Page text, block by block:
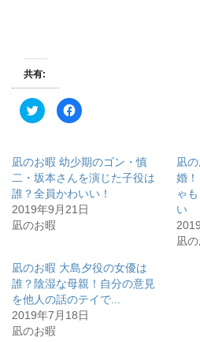
共有:
ク
リ
て
T
w
i
t
t
e
r
で
新
し
い
ウ
ィ
ン
ド
ウ
F
a
o
k
で
共
有
す
ッ
ク
し
て
く
だ
凪のお暇 幼少期のゴン・慎
二・坂本さんを演じた子役は
誰？全員かわいい！
2019年9月21日
凪のお暇
凪
婚
ゃ
い
凪
凪のお暇 大島夕役の女優は
誰？陰湿な母親！自分の意見
を他人の話のテイで...
2019年7月18日
凪のお暇